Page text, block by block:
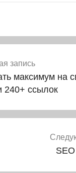
запись
максимум на
240+ ссылок